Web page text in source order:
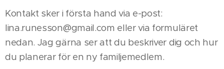
Kontakt sker i första hand via e-post:
lina.runesson@gmail.com eller via formuläret
nedan. Jag gärna ser att du beskriver dig och hur
du planerar för en ny familjemedlem.